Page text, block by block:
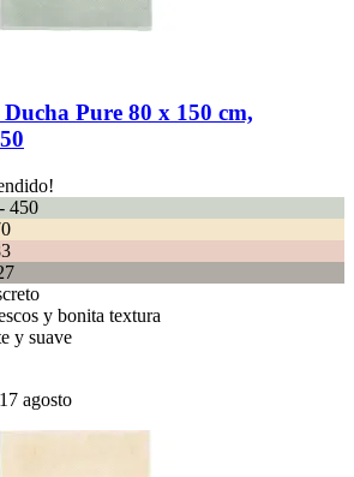
Pure 80 x 150 cm,
450
y bonita textura
y suave
agosto